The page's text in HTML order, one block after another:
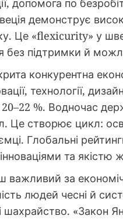
допомога по
демонструє
Це «flexicurity» у
без підтримки й
конкурентна
технології,
%. Водночас
Це створює цикл:
Глобальні
та якістю
за
людей чесні й
шахрайство. «Закон